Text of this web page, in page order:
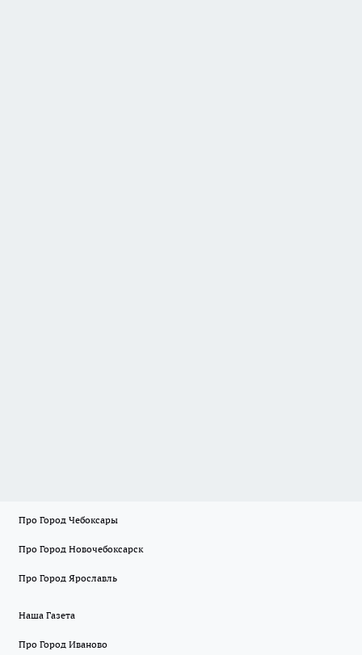
Про Город Чебоксары
Про Город Новочебоксарск
Про Город Ярославль
Наша Газета
Про Город Иваново